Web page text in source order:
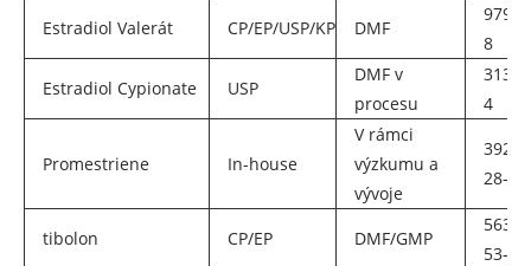
Estradiol Valerát
CP/EP/USP/KP DMF
979-
8
Estradiol Cypionate
USP
DMF v
procesu
313-
4
Promestriene In-house
V rámci
výzkumu a
vývoje
28-8
tibolon CP/EP DMF/GMP
5630-
53-5